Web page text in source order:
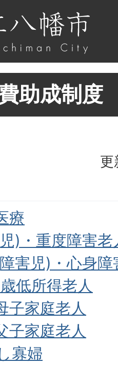
助成制度
更
療
)・重度障害老
害児)・心身障
低所得老人
子家庭老人
子家庭老人
寡婦